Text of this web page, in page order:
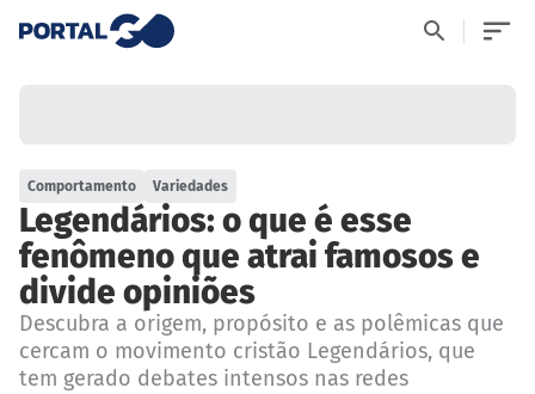
Comportamento Variedades
Legendários: o que é esse
fenômeno que atrai famosos e
divide opiniões
Descubra a origem, propósito e as polêmicas que
cercam o movimento cristão Legendários, que
tem gerado debates intensos nas redes